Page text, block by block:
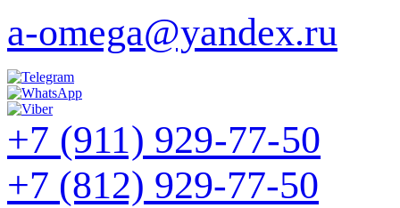
a-omega@yandex.ru
+7 (911) 929-77-50
+7 (812) 929-77-50